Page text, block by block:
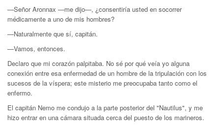
—Señor Aronnax —me dijo—, ¿consentiría usted en socorrer
médicamente a uno de mis hombres?
—Naturalmente que sí, capitán.
—Vamos, entonces.
Declaro que mi corazón palpitaba. No sé por qué veía yo alguna
conexión entre esa enfermedad de un hombre de la tripulación con los
sucesos de la víspera; este misterio me preocupaba tanto como el
enfermo.
El capitán Nemo me condujo a la parte posterior del "Nautilus", y me
hizo entrar en una cámara situada cerca del puesto de los marineros.